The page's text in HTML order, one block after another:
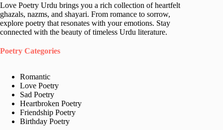
Love Poetry Urdu brings you a rich collection of heartfelt
ghazals, nazms, and shayari. From romance to sorrow,
explore poetry that resonates with your emotions. Stay
connected with the beauty of timeless Urdu literature.
Poetry Categories
Romantic
Love Poetry
Sad Poetry
Heartbroken Poetry
Friendship Poetry
Birthday Poetry